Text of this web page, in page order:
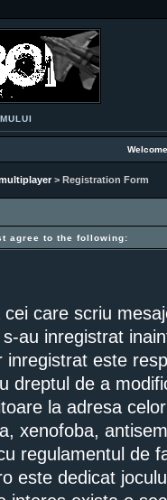
> Registration Form
agree to the following:
care scriu
au inregistrat
inregistrat este
dreptul de a
la adresa
xenofoba,
regulamentul de
este dedicat